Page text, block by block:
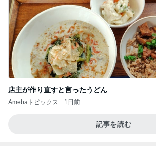
店主が作り直すと言ったうどん
Amebaトピックス 1日前
記事を読む